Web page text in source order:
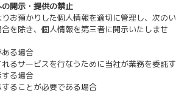
開示・提供の禁止
お預かりした個人情報を適切に管理し、次のい
を除き、個人情報を第三者に開示いたしませ
ある場合
れるサービスを行なうために当社が業務を委託す
る場合
することが必要である場合